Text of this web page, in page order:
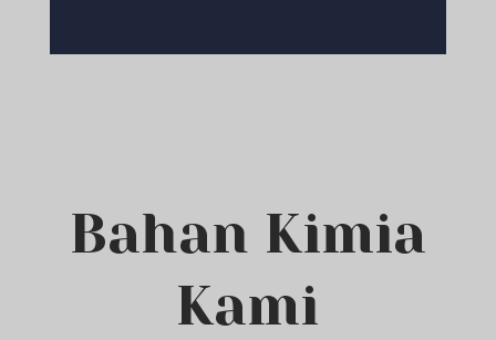
Bahan Kimia
Kami